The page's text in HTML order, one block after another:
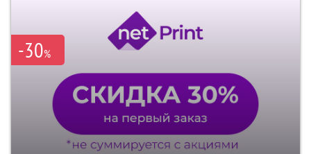
-30%